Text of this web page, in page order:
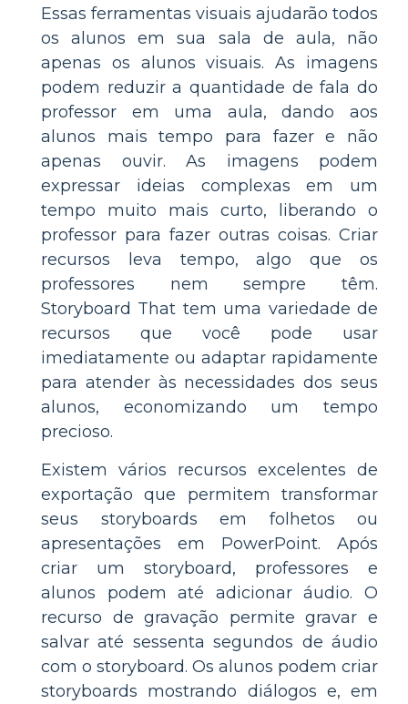
Essas ferramentas visuais ajudarão todos
os alunos em sua sala de aula, não
apenas os alunos visuais. As imagens
podem reduzir a quantidade de fala do
professor em uma aula, dando aos
alunos mais tempo para fazer e não
apenas ouvir. As imagens podem
expressar ideias complexas em um
tempo muito mais curto, liberando o
professor para fazer outras coisas. Criar
recursos leva tempo, algo que os
professores nem sempre têm.
Storyboard That tem uma variedade de
recursos que você pode usar
imediatamente ou adaptar rapidamente
para atender às necessidades dos seus
alunos, economizando um tempo
precioso.
Existem vários recursos excelentes de
exportação que permitem transformar
seus storyboards em folhetos ou
apresentações em PowerPoint. Após
criar um storyboard, professores e
alunos podem até adicionar áudio. O
recurso de gravação permite gravar e
salvar até sessenta segundos de áudio
com o storyboard. Os alunos podem criar
storyboards mostrando diálogos e, em